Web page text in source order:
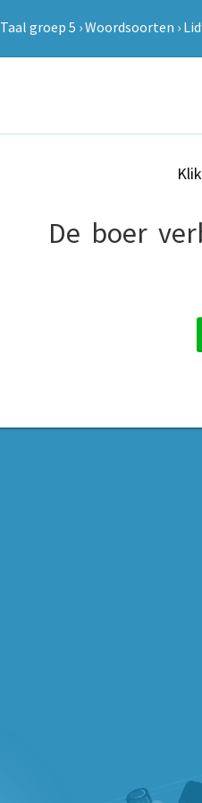
Taal groep 5 ›Woordsoorten ›
De boer